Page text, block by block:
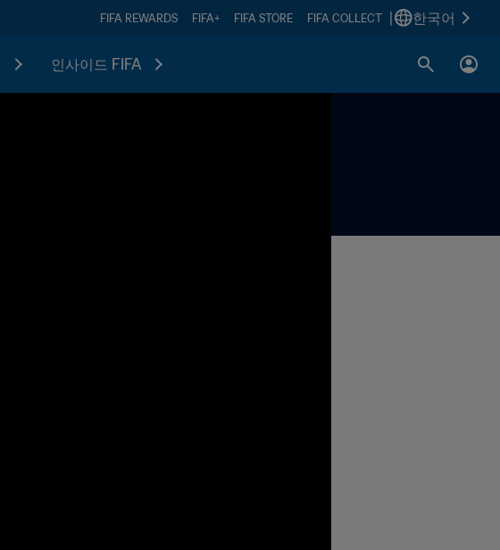
FIFA REWARDS FIFA+ FIFA STORE FIFA COLLECT 한국어
인사이드 FIFA